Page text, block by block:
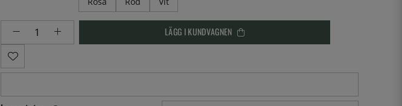
LÄGG I KUNDVAGNEN